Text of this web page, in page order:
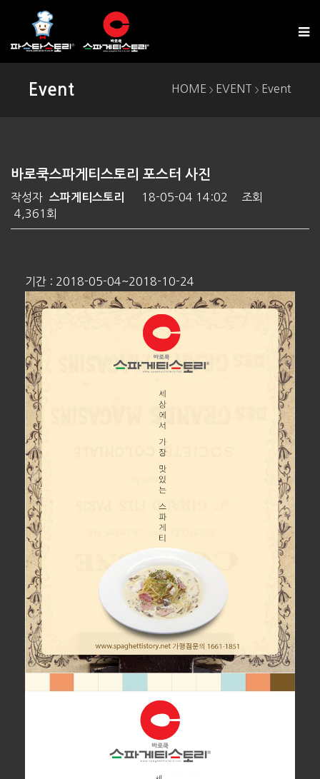
Event HOME > EVENT > Event
바로쿡스파게티스토리 포스터 사진
작성자 스파게티스토리 18-05-04 14:02
조회
4,361회
기간 : 2018-05-04~2018-10-24